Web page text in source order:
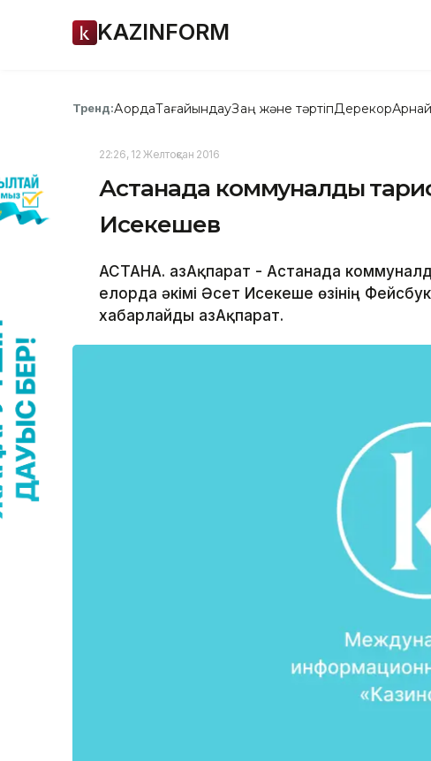
KAZINFORM
Тренд:АқордаТағайындауЗаң және тәртіпДерекқор
22:26, 12 Желтоқсан 2016
Астанада коммуналдық
Исекешев
АСТАНА. ҚазАқпарат - Астанада
елорда әкімі Әсет Исекеше өзінің
хабарлайды ҚазАқпарат.